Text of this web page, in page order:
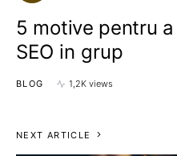
5 motive pentru
SEO in grup
BLOG 1,2K views
NEXT ARTICLE